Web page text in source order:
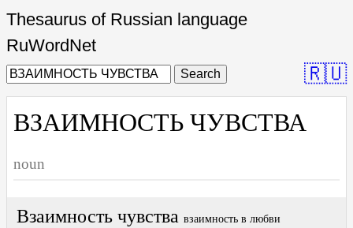
Thesaurus of Russian language
RuWordNet
Search 🇷🇺
ВЗАИМНОСТЬ ЧУВСТВА
noun
Взаимность чувства взаимность в любви